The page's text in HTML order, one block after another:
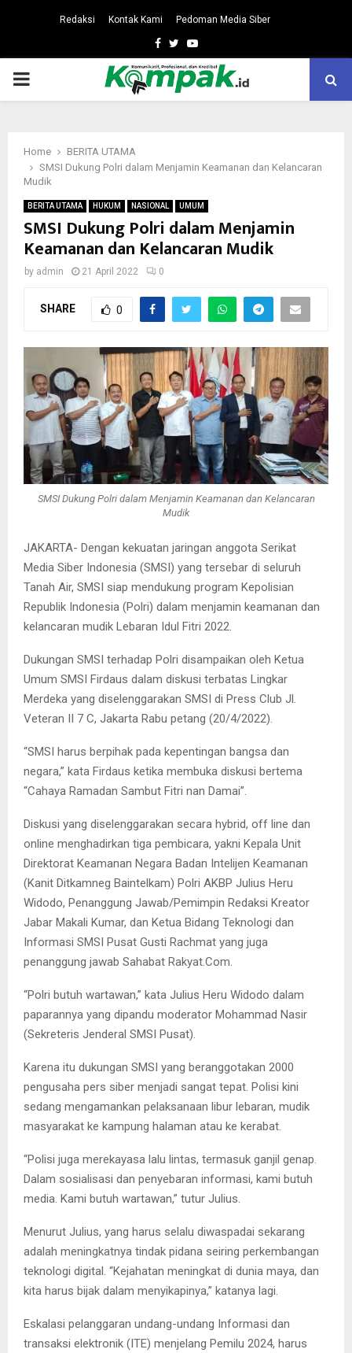
Redaksi Kontak Kami Pedoman Media Siber
Facebook
TwitterYoutube
PRIMARY
Home
BERITA UTAMA
SMSI Dukung Polri dalam Menjamin Keamanan dan Kelancaran
Mudik
BERITA UTAMA HUKUM NASIONAL UMUM
SMSI Dukung Polri dalam Menjamin
Keamanan dan Kelancaran Mudik
by admin 21 April 2022 0
SHARE 0
SMSI Dukung Polri dalam Menjamin Keamanan dan Kelancaran
Mudik
JAKARTA- Dengan kekuatan jaringan anggota Serikat
Media Siber Indonesia (SMSI) yang tersebar di seluruh
Tanah Air, SMSI siap mendukung program Kepolisian
Republik Indonesia (Polri) dalam menjamin keamanan dan
kelancaran mudik Lebaran Idul Fitri 2022.
Dukungan SMSI terhadap Polri disampaikan oleh Ketua
Umum SMSI Firdaus dalam diskusi terbatas Lingkar
Merdeka yang diselenggarakan SMSI di Press Club Jl.
Veteran II 7 C, Jakarta Rabu petang (20/4/2022).
“SMSI harus berpihak pada kepentingan bangsa dan
negara,” kata Firdaus ketika membuka diskusi bertema
“Cahaya Ramadan Sambut Fitri nan Damai”.
Diskusi yang diselenggarakan secara hybrid, off line dan
online menghadirkan tiga pembicara, yakni Kepala Unit
Direktorat Keamanan Negara Badan Intelijen Keamanan
(Kanit Ditkamneg Baintelkam) Polri AKBP Julius Heru
Widodo, Penanggung Jawab/Pemimpin Redaksi Kreator
Jabar Makali Kumar, dan Ketua Bidang Teknologi dan
Informasi SMSI Pusat Gusti Rachmat yang juga
penanggung jawab Sahabat Rakyat.Com.
“Polri butuh wartawan,” kata Julius Heru Widodo dalam
paparannya yang dipandu moderator Mohammad Nasir
(Sekreteris Jenderal SMSI Pusat).
Karena itu dukungan SMSI yang beranggotakan 2000
pengusaha pers siber menjadi sangat tepat. Polisi kini
sedang mengamankan pelaksanaan libur lebaran, mudik
masyarakat ke kampung halaman atau ke kerabat.
“Polisi juga merekayasa lalu lintas, termasuk ganjil genap.
Dalam sosialisasi dan penyebaran informasi, kami butuh
media. Kami butuh wartawan,” tutur Julius.
Menurut Julius, yang harus selalu diwaspadai sekarang
adalah meningkatnya tindak pidana seiring perkembangan
teknologi digital. “Kejahatan meningkat di dunia maya, dan
kita harus bijak dalam menyikapinya,” katanya lagi.
Eskalasi pelanggaran undang-undang Informasi dan
transaksi elektronik (ITE) menjelang Pemilu 2024, harus